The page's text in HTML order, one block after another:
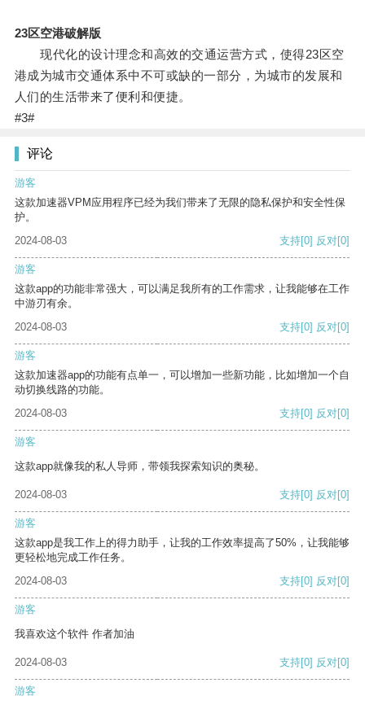
23区空港破解版
现代化的设计理念和高效的交通运营方式，使得23区空
港成为城市交通体系中不可或缺的一部分，为城市的发展和
人们的生活带来了便利和便捷。
#3#
评论
游客
这款加速器VPM应用程序已经为我们带来了无限的隐私保护和安全性保
护。
2024-08-03
支持[0] 反对[0]
游客
这款app的功能非常强大，可以满足我所有的工作需求，让我能够在工作
中游刃有余。
2024-08-03
支持[0] 反对[0]
游客
这款加速器app的功能有点单一，可以增加一些新功能，比如增加一个自
动切换线路的功能。
2024-08-03
支持[0] 反对[0]
游客
这款app就像我的私人导师，带领我探索知识的奥秘。
2024-08-03 支持[0] 反对[0]
游客
这款app是我工作上的得力助手，让我的工作效率提高了50%，让我能够
更轻松地完成工作任务。
2024-08-03
支持[0] 反对[0]
游客
我喜欢这个软件 作者加油
2024-08-03 支持[0] 反对[0]
游客